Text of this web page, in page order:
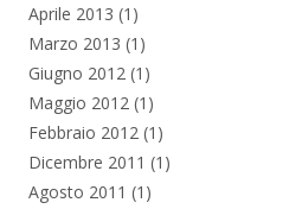
Aprile 2013 (1)
Marzo 2013 (1)
Giugno 2012 (1)
Maggio 2012 (1)
Febbraio 2012 (1)
Dicembre 2011 (1)
Agosto 2011 (1)